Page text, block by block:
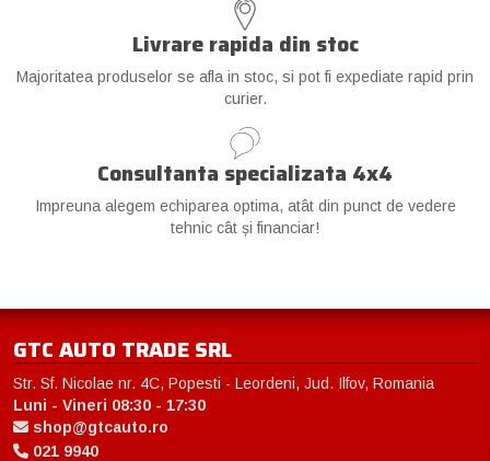
Livrare rapida din stoc
Majoritatea produselor se afla in stoc, si pot fi expediate rapid prin
curier.
Consultanta specializata 4x4
Impreuna alegem echiparea optima, atât din punct de vedere
tehnic cât și financiar!
GTC AUTO TRADE SRL
Str. Sf. Nicolae nr. 4C, Popesti - Leordeni, Jud. Ilfov, Romania
Luni - Vineri 08:30 - 17:30
shop@gtcauto.ro
021 9940